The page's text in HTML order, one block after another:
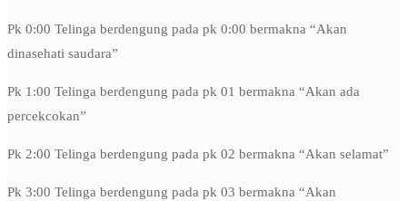
Pk 0:00 Telinga berdengung pada pk 0:00 bermakna “Akan
dinasehati saudara”
Pk 1:00 Telinga berdengung pada pk 01 bermakna “Akan ada
percekcokan”
Pk 2:00 Telinga berdengung pada pk 02 bermakna “Akan selamat”
Pk 3:00 Telinga berdengung pada pk 03 bermakna “Akan